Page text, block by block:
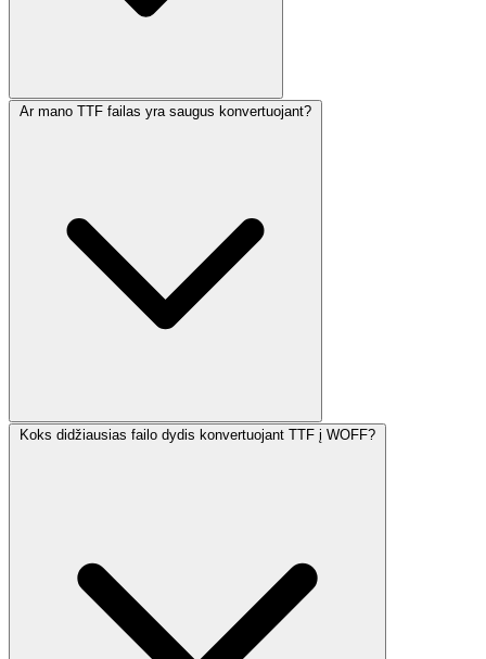
Ar mano TTF failas yra saugus konvertuojant?
Koks didžiausias failo dydis konvertuojant TTF į WOFF?